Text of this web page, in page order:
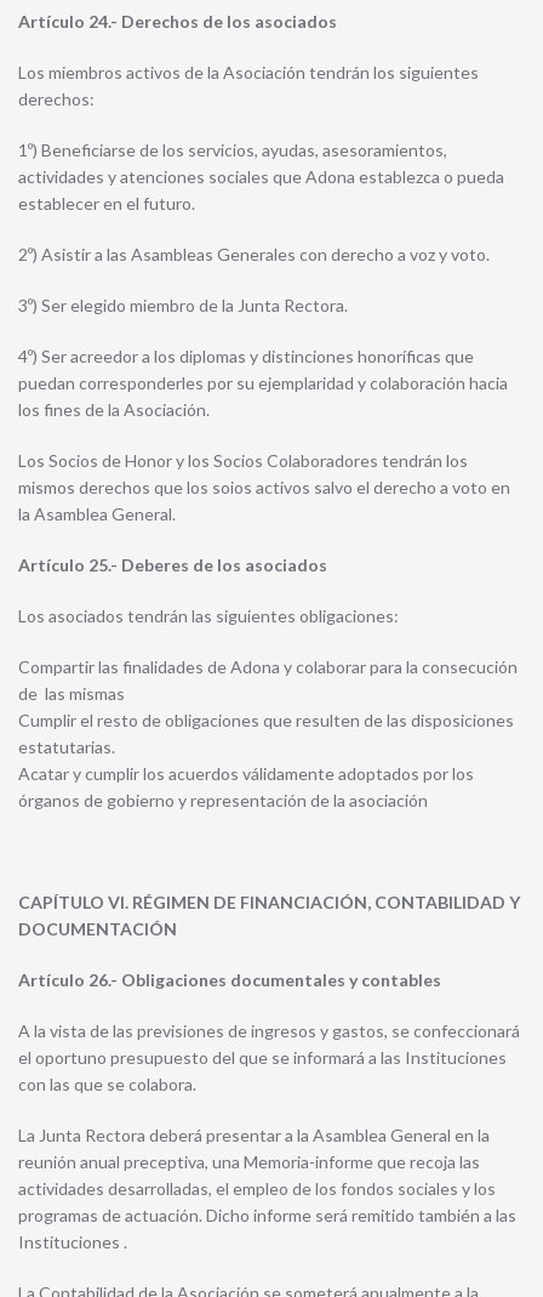
Artículo 24.- Derechos de los asociados
Los miembros activos de la Asociación tendrán los siguientes
derechos:
1º) Beneficiarse de los servicios, ayudas, asesoramientos,
actividades y atenciones sociales que Adona establezca o pueda
establecer en el futuro.
2º) Asistir a las Asambleas Generales con derecho a voz y voto.
3º) Ser elegido miembro de la Junta Rectora.
4º) Ser acreedor a los diplomas y distinciones honoríficas que
puedan corresponderles por su ejemplaridad y colaboración hacia
los fines de la Asociación.
Los Socios de Honor y los Socios Colaboradores tendrán los
mismos derechos que los soios activos salvo el derecho a voto en
la Asamblea General.
Artículo 25.- Deberes de los asociados
Los asociados tendrán las siguientes obligaciones:
Compartir las finalidades de Adona y colaborar para la consecución
de las mismas
Cumplir el resto de obligaciones que resulten de las disposiciones
estatutarias.
Acatar y cumplir los acuerdos válidamente adoptados por los
órganos de gobierno y representación de la asociación
CAPÍTULO VI. RÉGIMEN DE FINANCIACIÓN, CONTABILIDAD Y
DOCUMENTACIÓN
Artículo 26.- Obligaciones documentales y contables
A la vista de las previsiones de ingresos y gastos, se confeccionará
el oportuno presupuesto del que se informará a las Instituciones
con las que se colabora.
La Junta Rectora deberá presentar a la Asamblea General en la
reunión anual preceptiva, una Memoria-informe que recoja las
actividades desarrolladas, el empleo de los fondos sociales y los
programas de actuación. Dicho informe será remitido también a las
Instituciones .
La Contabilidad de la Asociación se someterá anualmente a la